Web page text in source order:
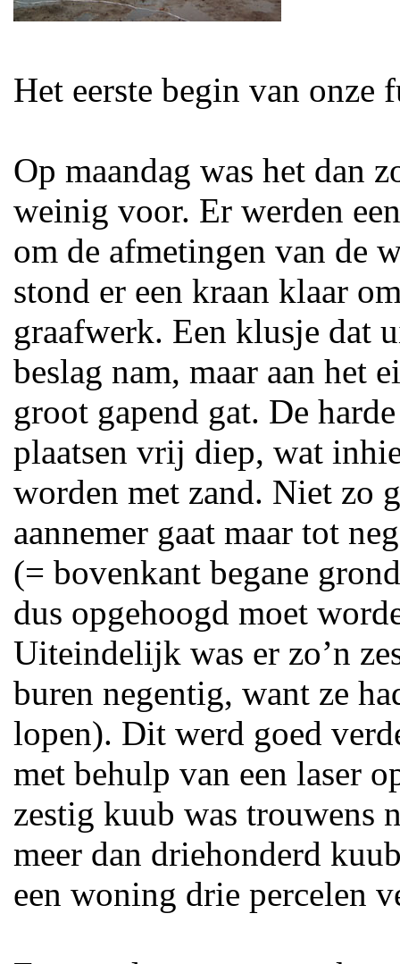
Het eerste begin van onze
Op maandag was het dan
weinig voor. Er werden
om de afmetingen van de
stond er een kraan klaar
graafwerk. Een klusje dat
beslag nam, maar aan het
groot gapend gat. De
plaatsen vrij diep, wat
worden met zand. Niet zo
aannemer gaat maar tot
(= bovenkant begane
dus opgehoogd moet
Uiteindelijk was er zo’n
buren negentig, want ze
lopen). Dit werd goed
met behulp van een laser
zestig kuub was
meer dan driehonderd
een woning drie percelen